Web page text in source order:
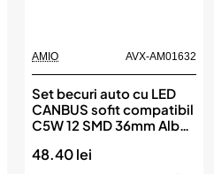
AMIO AVX-AM01632
Set becuri auto cu LED
CANBUS sofit compatibil
C5W 12 SMD 36mm Alb
competitiilor auto sau
48.40 lei